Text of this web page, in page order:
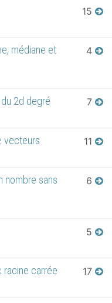
15
médiane et
4
2d degré 7
vecteurs 11
nombre sans
6
5
racine carrée 17